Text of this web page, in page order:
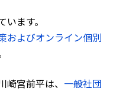
ます。
およびオンライン個別
宮前平は、 一般社団